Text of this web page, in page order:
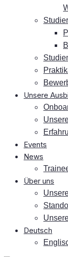
Un­se­re
Events
News
Über uns
Deutsch